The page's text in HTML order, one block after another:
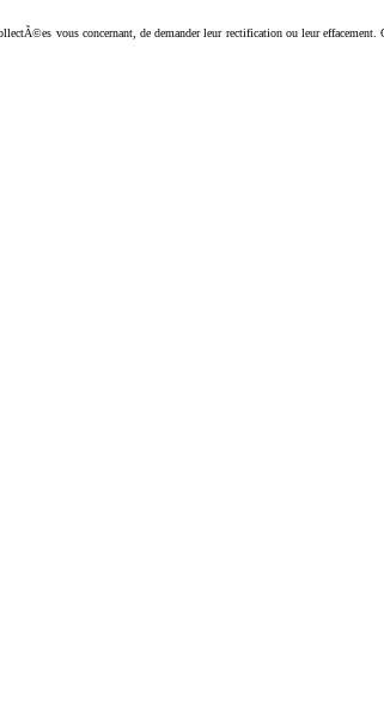
vous concernant, de demander leur rectification ou leur effacement.